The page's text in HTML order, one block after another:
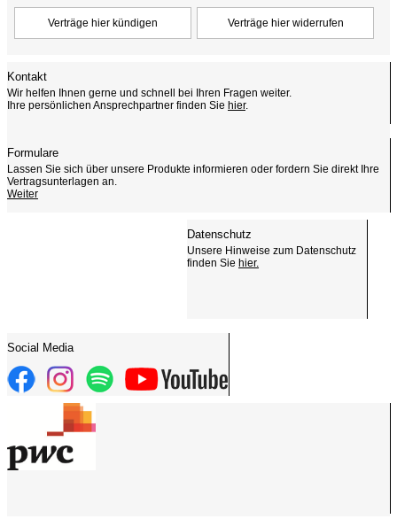
Kontakt
Wir helfen Ihnen gerne und schnell bei Ihren Fragen weiter.
Ihre persönlichen Ansprechpartner finden Sie hier.
Formulare
Lassen Sie sich über unsere Produkte informieren oder fordern Sie direkt Ihre
Vertragsunterlagen an.
Weiter
Datenschutz
Unsere Hinweise zum Datenschutz
finden Sie hier.
Social Media